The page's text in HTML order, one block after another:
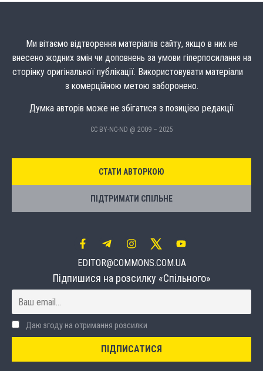
Ми вітаємо відтворення матеріалів сайту, якщо в них не
внесено жодних змін чи доповнень за умови гіперпосилання на
сторінку оригінальної публікації. Використовувати матеріали
з комерційною метою заборонено.
Думка авторів може не збігатися з позицією редакції
CC BY-NC-ND @ 2009 – 2025
СТАТИ АВТОРКОЮ
ПІДТРИМАТИ СПІЛЬНЕ
EDITOR@COMMONS.COM.UA
Підпишися на розсилку «Спільного»
Даю згоду на отримання розсилки